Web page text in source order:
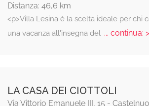
Distanza: 46,6 km
<p>Villa Lesina è la scelta ideale per chi
una vacanza all'insegna del... continua: >
LA CASA DEI CIOTTOLI
Via Vittorio Emanuele III, 15 -